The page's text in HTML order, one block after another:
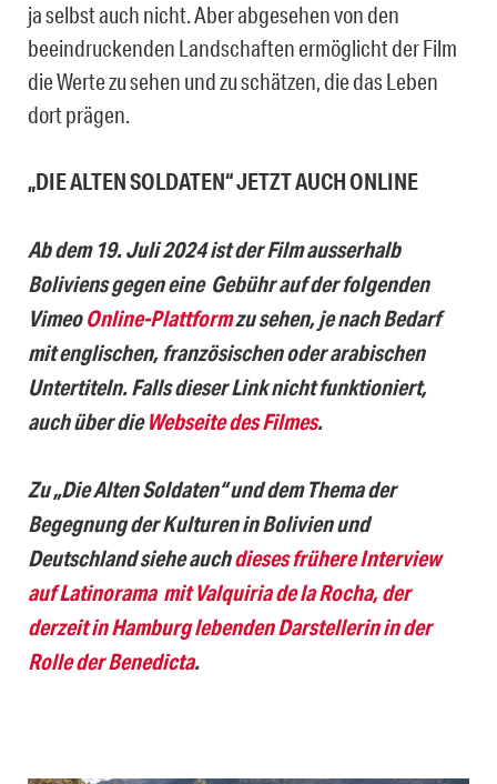
ja selbst auch nicht. Aber abgesehen von den
beeindruckenden Landschaften ermöglicht der Film
die Werte zu sehen und zu schätzen, die das Leben
dort prägen.
„DIE ALTEN SOLDATEN“ JETZT AUCH ONLINE
Ab dem 19. Juli 2024 ist der Film ausserhalb
Boliviens gegen eine Gebühr auf der folgenden
VimeoOnline-Plattformzu sehen, je nach Bedarf
mit englischen, französischen oder arabischen
Untertiteln. Falls dieser Link nicht funktioniert,
auch über dieWebseite des Filmes.
Zu „Die Alten Soldaten“ und dem Thema der
Begegnung der Kulturen in Bolivien und
Deutschland siehe auchdieses frühere Interview
auf Latinorama mit Valquiria de la Rocha, der
derzeit in Hamburg lebenden Darstellerin in der
Rolle der Benedicta.